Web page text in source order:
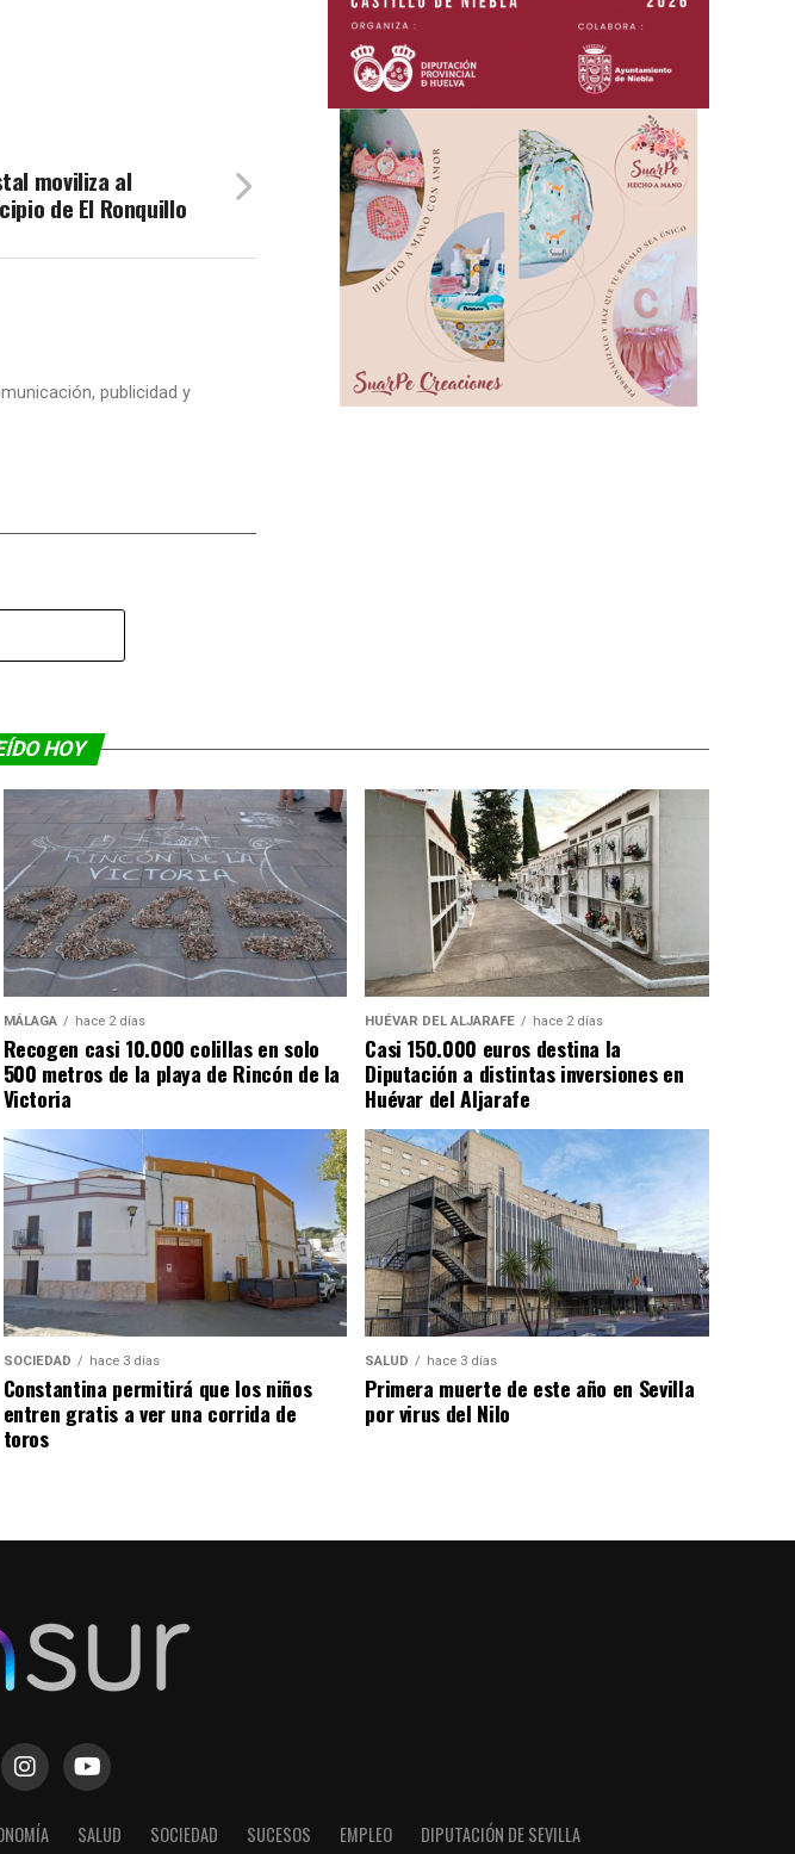
moviliza al
de El Ronquillo
publicidad y
HOY
MÁLAGA hace 2 días
Recogen casi 10.000 colillas en solo
500 metros de la playa de Rincón de la
Victoria
HUÉVAR DEL ALJARAFE hace 2 días
Casi 150.000 euros destina la
Diputación a distintas inversiones en
Huévar del Aljarafe
SOCIEDAD hace 3 días
Constantina permitirá que los niños
entren gratis a ver una corrida de
toros
SALUD hace 3 días
Primera muerte de este año en Sevilla
por virus del Nilo
SALUD SOCIEDAD SUCESOS EMPLEO DIPUTACIÓN DE SEVILLA